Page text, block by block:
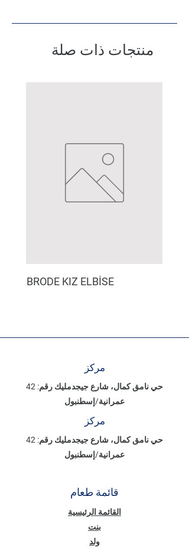
منتجات ذات صلة
BRODE KIZ ELBİSE
مركز
حي نامق كمال، شارع جيجدمليك رقم: 42
عمرانية/إسطنبول
مركز
حي نامق كمال، شارع جيجدمليك رقم: 42
عمرانية/إسطنبول
قائمة طعام
القائمة الرئيسية
بنت
ولد